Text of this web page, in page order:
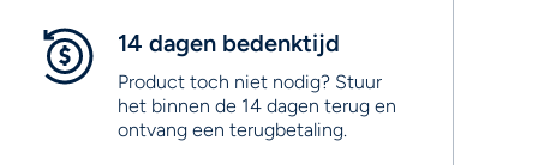
14 dagen bedenktijd
Product toch niet nodig? Stuur
het binnen de 14 dagen terug en
ontvang een terugbetaling.